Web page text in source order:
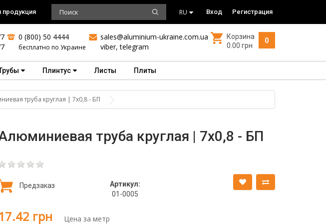
RU Вход Регистрация
0 (800) 50 4444
бесплатно по Украине
sales@aluminium-ukraine.com.ua
viber,telegram
0
Корзина
0.00 грн
Плинтус Листы Плиты
труба круглая | 7х0,8 - БП
труба круглая | 7х0,8 - БП
Предзаказ
Артикул:
01-0005
грн Цена за метр